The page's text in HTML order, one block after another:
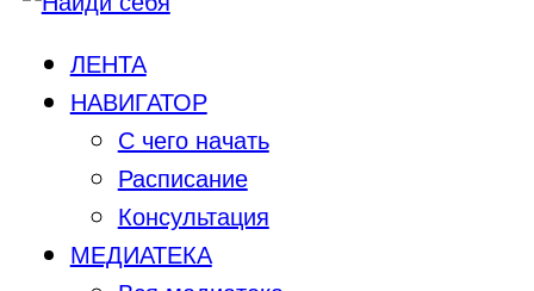
ЛЕНТА
НАВИГАТОР
С чего начать
Расписание
Консультация
МЕДИАТЕКА